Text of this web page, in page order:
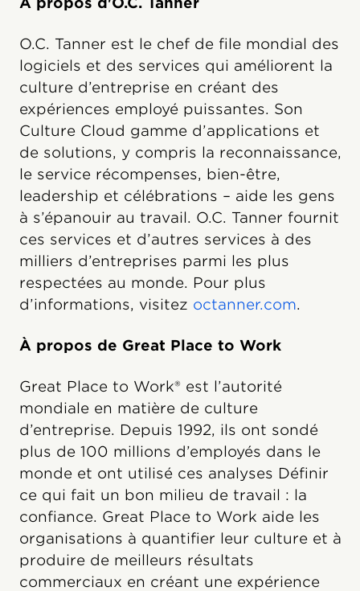
O.C. Tanner est le chef de file mondial des
logiciels et des services qui améliorent la
culture d’entreprise en créant des
expériences employé puissantes. Son
Culture Cloud gamme d’applications et
de solutions, y compris la reconnaissance,
le service récompenses, bien-être,
leadership et célébrations – aide les gens
à s’épanouir au travail. O.C. Tanner fournit
ces services et d’autres services à des
milliers d’entreprises parmi les plus
respectées au monde. Pour plus
d’informations, visitez octanner.com.
À propos de Great Place to Work
Great Place to Work® est l’autorité
mondiale en matière de culture
d’entreprise. Depuis 1992, ils ont sondé
plus de 100 millions d’employés dans le
monde et ont utilisé ces analyses Définir
ce qui fait un bon milieu de travail : la
confiance. Great Place to Work aide les
organisations à quantifier leur culture et à
produire de meilleurs résultats
commerciaux en créant une expérience